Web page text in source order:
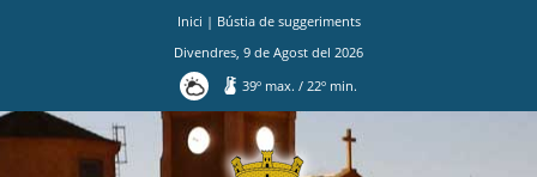
Inici | Bústia de suggeriments
Divendres 9 de Agost del 2026
39º max./ 22º min.